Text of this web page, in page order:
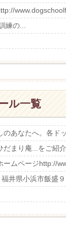
練の...
ル一覧
あなたへ。各ド
まり庵...をご紹
ームページhttp://
井県小浜市飯盛９